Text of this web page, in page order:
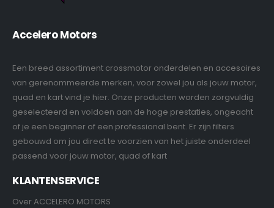
Accelero Motors
Een breed assortiment crossmotor onderdelen en accesoires
van gerenommeerde merken, voor zowel jou als jouw motor,
quad en kart vind je hier. Onze producten worden zorgvuldig
geselecteerd en voldoen aan de hoge prestaties, ongeacht
of je een beginner of een professional bent. Er zijn filters
gebouwd om jou direct te voorzien van het juiste onderdeel
passend voor jouw motor, quad of kart
KLANTENSERVICE
Over ACCELERO MOTORS